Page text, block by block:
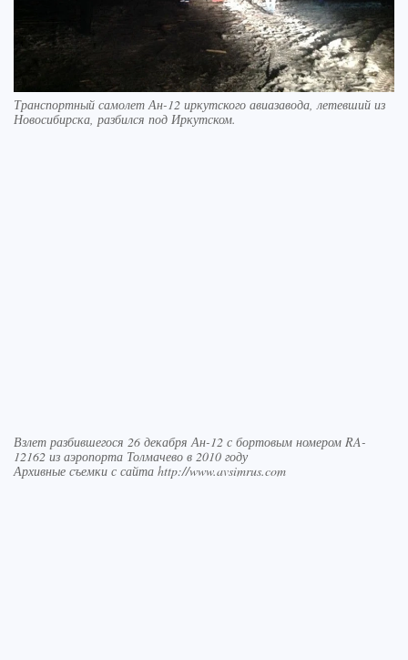
Транспортный самолет Ан-12 иркутского авиазавода, летевший из
Новосибирска, разбился под Иркутском.
Взлет разбившегося 26 декабря Ан-12 с бортовым номером RA-
12162 из аэропорта Толмачево в 2010 году
Архивные съемки с сайта http://www.avsimrus.com